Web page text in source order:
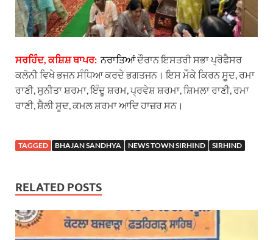
ਸਰਹਿੰਦ, ਕਸ਼ਿਸ਼ ਥਾਪਰ: ਨਰਾਤਿਆਂਦੌਰਾਨ ਇਸਤਰੀ ਸਭਾ ਪ੍ਰੋਫੈਸਰ
ਕਲੋਨੀ ਵਿਖੇ ਭਜਨ ਸੰਧਿਆ ਕਰਦੇ ਭਗਤਜਨ। ਇਸ ਮੌਕੇ ਕਿਰਨ ਸੂਦ, ਰਮਾ
ਰਾਣੀ, ਸੁਨੀਤਾ ਸ਼ਰਮਾ, ਇੰਦੂ ਸ਼ਰਮ, ਪ੍ਰਵੇਸ਼ ਸ਼ਰਮਾ, ਸ਼ਿਮਲਾ ਰਾਣੀ, ਰਮਾ
ਰਾਣੀ, ਸ਼ੈਲੀ ਸੂਦ, ਕਮਲ ਸ਼ਰਮਾ ਆਦਿ ਹਾਜ਼ਰ ਸਨ।
TAGGED BHAJAN SANDHYA NEWS TOWN SIRHIND SIRHIND
RELATED POSTS